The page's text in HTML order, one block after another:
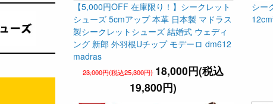
【5,000円OFF 在庫限り！】シークレット
シューズ 5cmアップ 本革 日本製 マドラス
製シークレットシューズ 結婚式 ウェディ
ング 新郎 外羽根Uチップ モデーロ dm612
madras
23,000円(税込25,300円) 18,000円(税込
19,800円)
シー